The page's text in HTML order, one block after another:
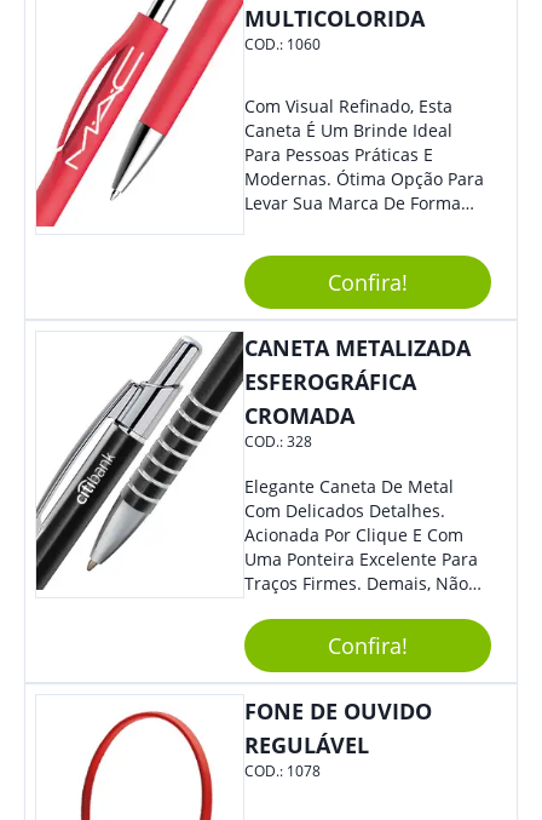
MULTICOLORIDA
COD.: 1060
Com Visual Refinado, Esta
Caneta É Um Brinde Ideal
Para Pessoas Práticas E
Modernas. Ótima Opção Para
Levar Sua Marca De Forma
Sua Empresa Em Eventos,
Reuniões Corporativas Ou Até
Mesmo Para Presentear
Colaboradores E Parceiros De
Sua Empresa.
Confira!
CANETA METALIZADA
ESFEROGRÁFICA
CROMADA
COD.:328
Elegante Caneta De Metal
Com Delicados Detalhes.
Acionada Por Clique E Com
Uma Ponteira Excelente Para
Traços Firmes. Demais, Não
Confira!
FONE DE OUVIDO
REGULÁVEL
COD.: 1078